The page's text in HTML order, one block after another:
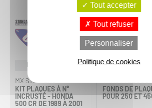
Personnalisable
MX STICKERS
KIT PLAQUES À N°
INCRUSTÉ - HONDA
500 CR DE 1989 À 2001
FONDS DE
POUR 250 ET
Tout accepter
Tout refuser
Personnaliser
Politique de cookies